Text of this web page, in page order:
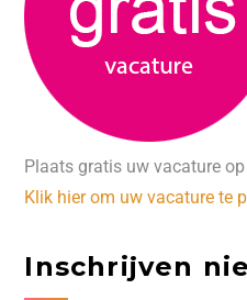
Plaats gratis uw vacature
Klik hier om uw vacature te
Inschrijven